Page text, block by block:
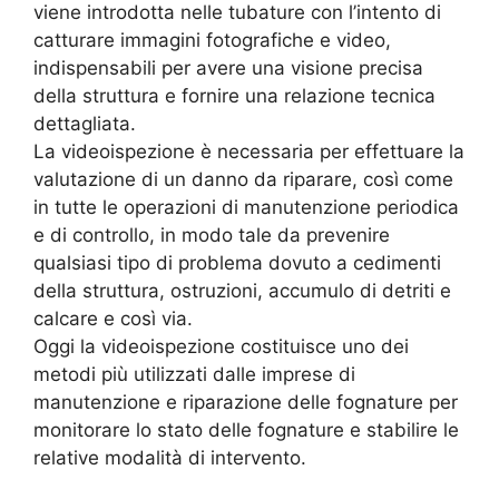
viene introdotta nelle tubature con l’intento di
catturare immagini fotografiche e video,
indispensabili per avere una visione precisa
della struttura e fornire una relazione tecnica
dettagliata.
La videoispezione è necessaria per effettuare la
valutazione di un danno da riparare, così come
in tutte le operazioni di manutenzione periodica
e di controllo, in modo tale da prevenire
qualsiasi tipo di problema dovuto a cedimenti
della struttura, ostruzioni, accumulo di detriti e
calcare e così via.
Oggi la videoispezione costituisce uno dei
metodi più utilizzati dalle imprese di
manutenzione e riparazione delle fognature per
monitorare lo stato delle fognature e stabilire le
relative modalità di intervento.